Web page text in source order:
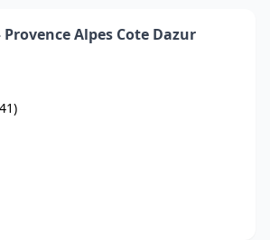
Alpes Cote Dazur